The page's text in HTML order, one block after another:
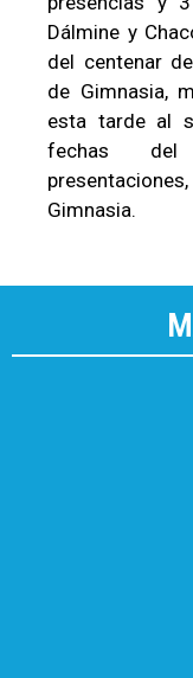
Dálmine y
del centenar
de Gimnasia,
esta tarde al
fechas del
Gimnasia.